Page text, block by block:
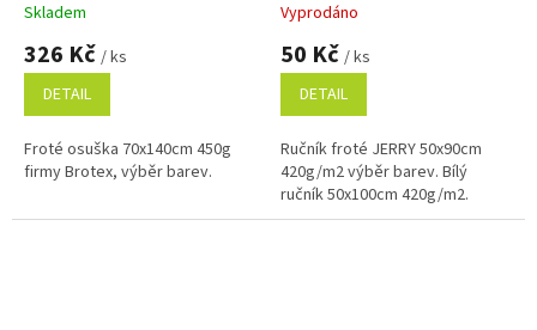
Průměrné
hodnocení
produktu
4,8
5
hvězdiček.
Skladem
326 Kč / ks
DETAIL
Froté osuška 70x140cm 450g
firmy Brotex, výběr barev.
Průměrné
hodnocení
produktu
5,0
5
hvězdiček.
Vyprodáno
50 Kč / ks
DETAIL
Ručník froté JERRY 50x90cm
420g/m2 výběr barev. Bílý
ručník 50x100cm 420g/m2.